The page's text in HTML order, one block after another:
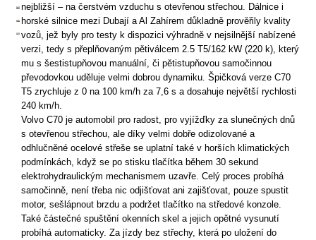
nejbližší – na čerstvém vzduchu s otevřenou střechou. Dálnice i
horské silnice mezi Dubají a Al Zahírem důkladně prověřily kvality
vozů, jež byly pro testy k dispozici výhradně v nejsilnější nabízené
verzi, tedy s přeplňovaným pětiválcem 2.5 T5/162 kW (220 k), který
mu s šestistupňovou manuální, či pětistupňovou samočinnou
převodovkou uděluje velmi dobrou dynamiku. Špičková verze C70
T5 zrychluje z 0 na 100 km/h za 7,6 s a dosahuje největší rychlosti
240 km/h.
Volvo C70 je automobil pro radost, pro vyjížďky za slunečných dnů
s otevřenou střechou, ale díky velmi dobře odizolované a
odhlučněné ocelové střeše se uplatní také v horších klimatických
podmínkách, když se po stisku tlačítka během 30 sekund
elektrohydraulickým mechanismem uzavře. Celý proces probíhá
samočinně, není třeba nic odjišťovat ani zajišťovat, pouze spustit
motor, sešlápnout brzdu a podržet tlačítko na středové konzole.
Také částečné spuštění okenních skel a jejich opětné vysunutí
probíhá automaticky. Za jízdy bez střechy, která po uložení do